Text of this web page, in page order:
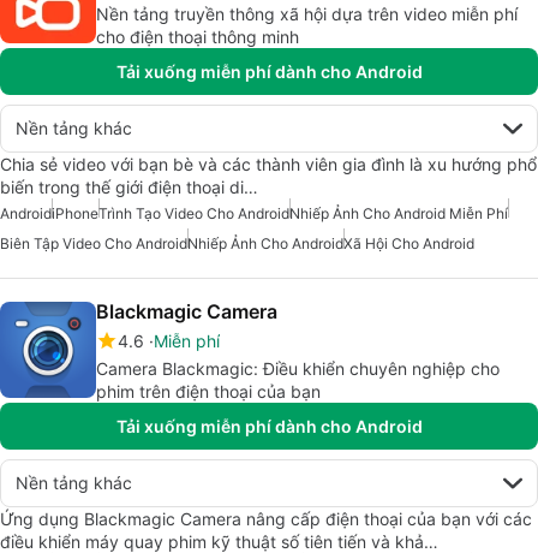
Nền tảng truyền thông xã hội dựa trên video miễn phí
cho điện thoại thông minh
Tải xuống miễn phí dành cho Android
Nền tảng khác
Chia sẻ video với bạn bè và các thành viên gia đình là xu hướng phổ
biến trong thế giới điện thoại di…
AndroidiPhoneTrình Tạo Video Cho AndroidNhiếp Ảnh Cho Android Miễn Phí
Biên Tập Video Cho AndroidNhiếp Ảnh Cho AndroidXã Hội Cho Android
Blackmagic Camera
4.6 Miễn phí
Camera Blackmagic: Điều khiển chuyên nghiệp cho
phim trên điện thoại của bạn
Tải xuống miễn phí dành cho Android
Nền tảng khác
Ứng dụng Blackmagic Camera nâng cấp điện thoại của bạn với các
điều khiển máy quay phim kỹ thuật số tiên tiến và khả…